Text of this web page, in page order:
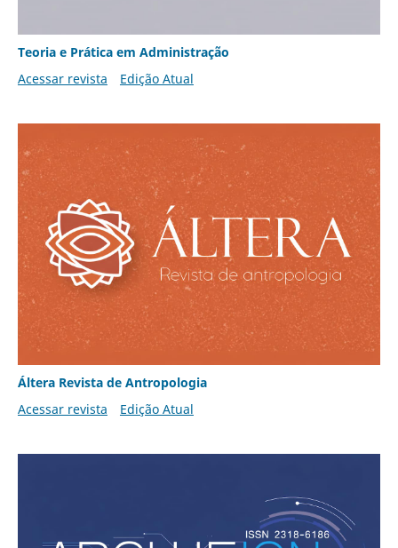
Teoria e Prática em Administração
Acessar revista
Edição Atual
Áltera Revista de Antropologia
Acessar revista
Edição Atual